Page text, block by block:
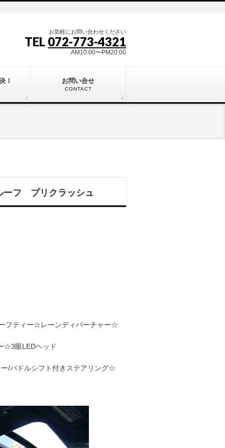
お気軽にお問い合わせください
TEL 072-773-4321
AM10:00〜PM20:00
！ お問い合せ
CONTACT
フ プリクラッシュ
フティー☆レーンディパーチャー☆
☆3眼LEDヘッド
/パドルシフト付きステアリング☆